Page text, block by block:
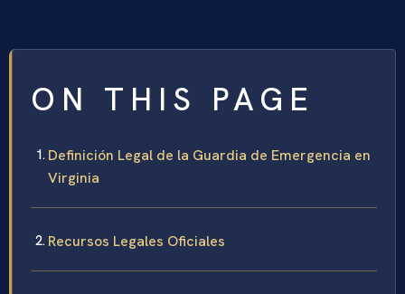
ON THIS PAGE
Definición Legal de la Guardia de Emergencia en
Virginia
Recursos Legales Oficiales